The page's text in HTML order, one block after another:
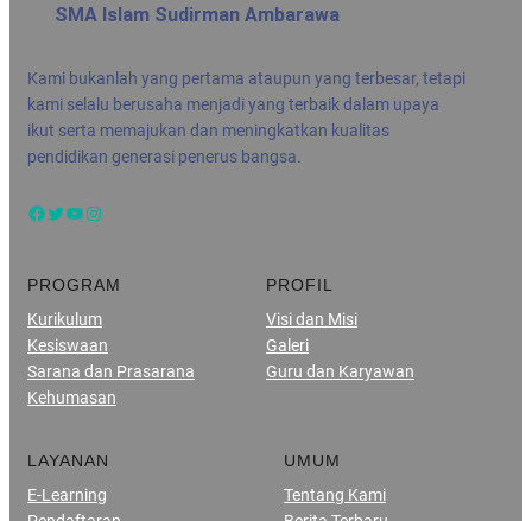
SMA Islam Sudirman Ambarawa
Kami bukanlah yang pertama ataupun yang terbesar, tetapi
kami selalu berusaha menjadi yang terbaik dalam upaya
ikut serta memajukan dan meningkatkan kualitas
pendidikan generasi penerus bangsa.
Facebook Twitter YouTube Instagram
PROGRAM
Kurikulum
Kesiswaan
Sarana dan Prasarana
Kehumasan
PROFIL
Visi dan Misi
Galeri
Guru dan Karyawan
LAYANAN
E-Learning
UMUM
Tentang Kami